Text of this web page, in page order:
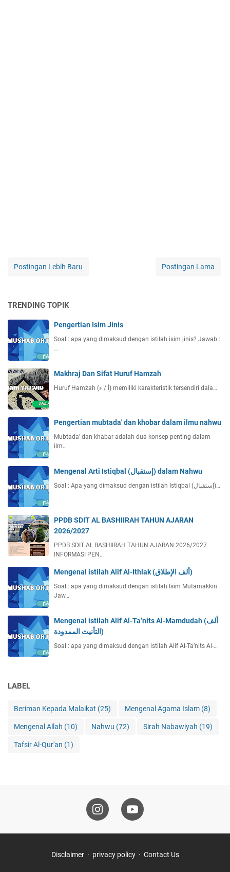
Postingan Lebih Baru Postingan Lama
TRENDING TOPIK
Pengertian Isim Jinis
Soal : apa yang dimaksud dengan istilah isim jinis? Jawab :
…
Makhraj Dan Sifat Huruf Hamzah
Huruf Hamzah (أ / ء) memiliki karakteristik tersendiri dala…
Pengertian mubtada' dan khobar dalam ilmu nahwu
Mubtada' dan khabar adalah dua konsep penting dalam
ilm…
Mengenal Arti Istiqbal (إستقبال) dalam Nahwu
Soal : Apa yang dimaksud dengan istilah Istiqbal (إستقبال)…
PPDB SDIT AL BASHIIRAH TAHUN AJARAN
2026/2027
PPDB SDIT AL BASHIIRAH TAHUN AJARAN 2026/2027
INFORMASI PEN…
Mengenal istilah Alif Al-Ithlak (ألف الإطلاق)
Soal : apa yang dimaksud dengan istilah Isim Mutamakkin
Jaw…
Mengenal istilah Alif Al-Ta’nits Al-Mamdudah (ألف
التأنيث الممدودة)
Soal : apa yang dimaksud dengan istilah Alif Al-Ta’nits Al-…
LABEL
Beriman Kepada Malaikat (25) Mengenal Agama Islam (8)
Mengenal Allah (10) Nahwu (72) Sirah Nabawiyah (19)
Tafsir Al-Qur'an (1)
Disclaimer privacy policy Contact Us